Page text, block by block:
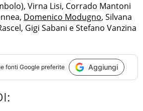
Virna Lisi, Corrado Mantoni
Domenico Modugno, Silvana
Gigi Sabani e Stefano Vanzina
fonti Google preferite Aggiungi